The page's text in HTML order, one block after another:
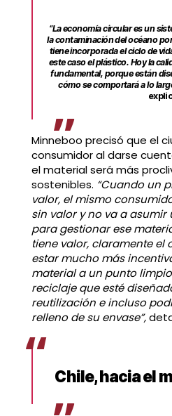
“La economía circular es un
la contaminación del océano
tiene incorporada el ciclo de
este caso el plástico. Hoy la
fundamental, porque están
cómo se comportará a lo
Minneboo precisó que el
consumidor al darse
el material será más
sostenibles. “Cuando un
valor, el mismo
sin valor y no va a
para gestionar ese
tiene valor, claramente el
estar mucho más
material a un punto
reciclaje que esté
reutilización e incluso
relleno de su envase”,
Chile, hacia el